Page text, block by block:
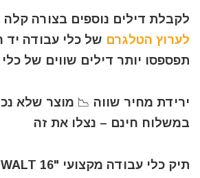
לקבלת דילים נוספים בצורה קלה
לערוץ הטלגרם של כלי עבודה יד
תפספסו יותר דילים שווים של
ירידת מחיר שווה 📉 מוצר שלא
במשלוח חינם – נצלו את זה